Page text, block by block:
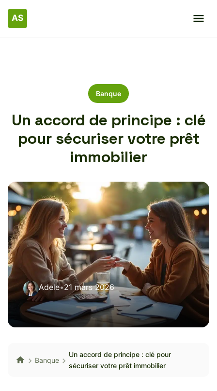
Banque
Un accord de principe : clé
pour sécuriser votre prêt
immobilier
Adele•21 mars 2026
Banque
Un accord de principe : clé pour
sécuriser votre prêt immobilier